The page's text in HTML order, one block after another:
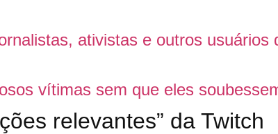
ativistas e outros usuários
vítimas sem que eles
relevantes” da Twitch